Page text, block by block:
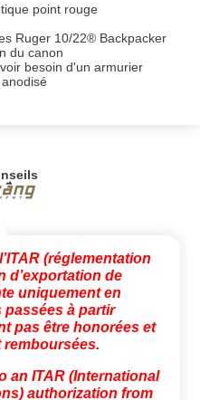
point rouge
Ruger 10/22® Backpacker
du canon
besoin d'un armurier
(réglementation
d’exportation de
uniquement en
passées à partir
pas être honorées et
an ITAR (International
authorization from